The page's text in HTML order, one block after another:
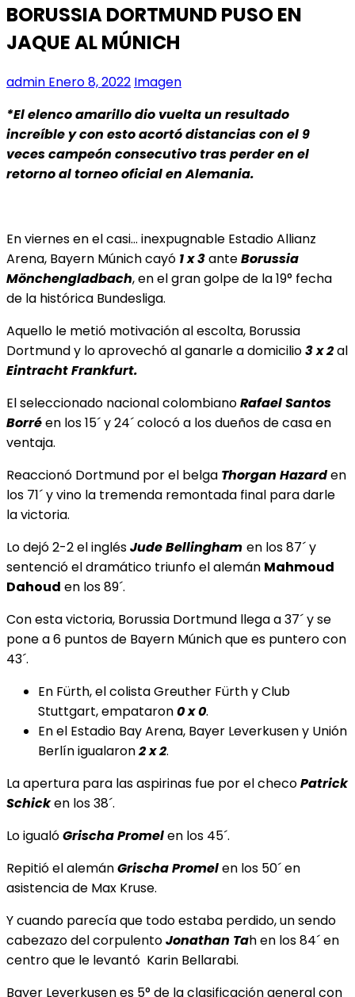
BORUSSIA DORTMUND PUSO EN
JAQUE AL MÚNICH
admin Enero 8, 2022 Imagen
*El elenco amarillo dio vuelta un resultado
increíble y con esto acortó distancias con el 9
veces campeón consecutivo tras perder en el
retorno al torneo oficial en Alemania.
En viernes en el casi… inexpugnable Estadio Allianz
Arena, Bayern Múnich cayó 1 x 3anteBorussia
Mönchengladbach, en el gran golpe de la 19° fecha
de la histórica Bundesliga.
Aquello le metió motivación al escolta, Borussia
Dortmund y lo aprovechó al ganarle a domicilio3x 2al
Eintracht Frankfurt.
El seleccionado nacional colombianoRafaelSantos
Borréen los 15´ y 24´ colocó a los dueños de casa en
ventaja.
Reaccionó Dortmund por el belga Thorgan Hazarden
los 71´ y vino la tremenda remontada final para darle
la victoria.
Lo dejó 2-2 el inglésJude Bellingham en los 87´ y
sentenció el dramático triunfo el alemán Mahmoud
Dahoud en los 89´.
Con esta victoria, Borussia Dortmund llega a 37´ y se
pone a 6 puntos de Bayern Múnich que es puntero con
43´.
En Fürth, el colista Greuther Fürth y Club
Stuttgart, empataron0 x 0.
En el Estadio Bay Arena, Bayer Leverkusen y Unión
Berlín igualaron2 x 2.
La apertura para las aspirinas fue por el checoPatrick
Schicken los 38´.
Lo igualóGrischa Promelen los 45´.
Repitió el alemánGrischa Promelen los 50´ en
asistencia de Max Kruse.
Y cuando parecía que todo estaba perdido, un sendo
cabezazo del corpulentoJonathan Tah en los 84´ en
centro que le levantó Karin Bellarabi.
Bayer Leverkusen es 5° de la clasificación general con